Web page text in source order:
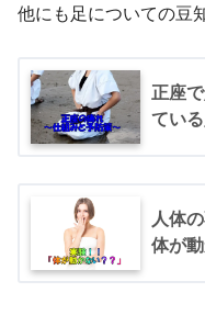
他にも足についての豆
正座
てい
人体
体が